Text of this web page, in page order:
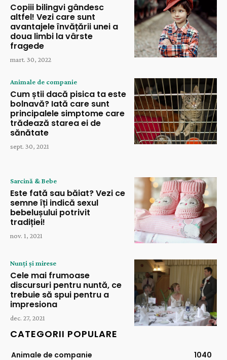
Copiii bilingvi gândesc
altfel! Vezi care sunt
avantajele învățării unei a
doua limbi la vârste
fragede
mart. 30, 2022
Animale de companie
Cum știi dacă pisica ta este
bolnavă? Iată care sunt
principalele simptome care
trădează starea ei de
sănătate
sept. 30, 2021
Sarcină & Bebe
Este fată sau băiat? Vezi ce
semne îți indică sexul
bebelușului potrivit
tradiției!
nov. 1, 2021
Nunți și mirese
Cele mai frumoase
discursuri pentru nuntă, ce
trebuie să spui pentru a
impresiona
dec. 27, 2021
CATEGORII POPULARE
Animale de companie 1040